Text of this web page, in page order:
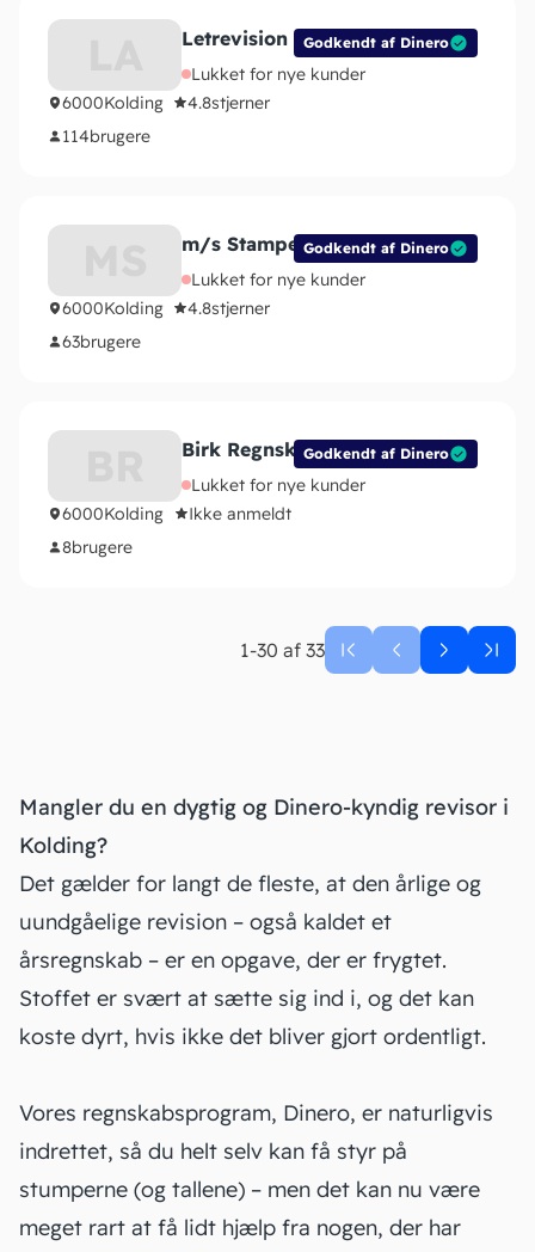
Godkendt af Dinero
Letrevision ApS
Lukket for nye kunder
6000Kolding 4.8stjerner
114brugere
Godkendt af Dinero
m/s Stampe ApS
Lukket for nye kunder
6000Kolding 4.8stjerner
63brugere
Godkendt af Dinero
Birk Regnskab
Lukket for nye kunder
6000Kolding
Ikke anmeldt
8brugere
1-30 af 33
Mangler du en dygtig og Dinero-kyndig revisor i
Kolding?
Det gælder for langt de fleste, at den årlige og
uundgåelige revision – også kaldet et
årsregnskab – er en opgave, der er frygtet.
Stoffet er svært at sætte sig ind i, og det kan
koste dyrt, hvis ikke det bliver gjort ordentligt.
Vores regnskabsprogram, Dinero, er naturligvis
indrettet, så du helt selv kan få styr på
stumperne (og tallene) – men det kan nu være
meget rart at få lidt hjælp fra nogen, der har